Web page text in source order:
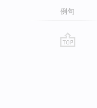
例句